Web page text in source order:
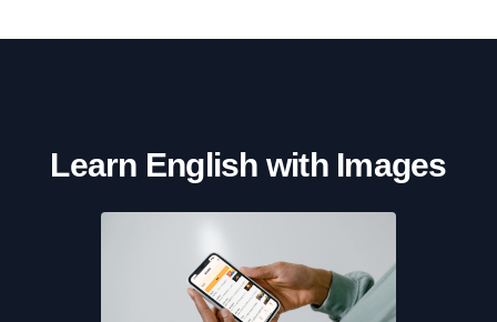
Learn English with Images